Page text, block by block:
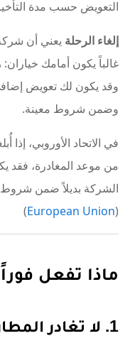
التعويض حسب مدة
إلغاء الرحلة يعني أن
غالباً يكون أمامك خياران:
وقد يكون لك تعويض
وضمن شروط معينة.
من موعد المغادرة، فقد
الشركة بديلاً ضمن
(
European Union
)
ماذا تفعل
1. لا تغادر المطار أو تلغي الحجز بسرعة